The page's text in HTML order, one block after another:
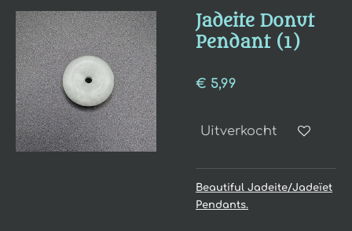
Jadeite Donut
Pendant (1)
€ 5,99
Uitverkocht
Beautiful Jadeite/Jadeïet
Pendants.